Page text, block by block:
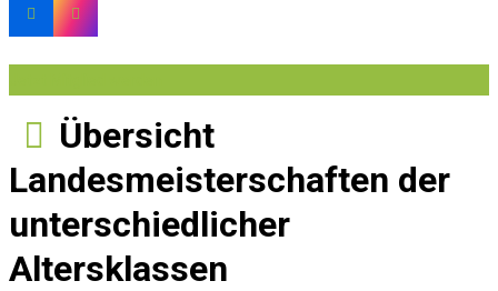
Übersicht
Landesmeisterschaften der
unterschiedlicher
Altersklassen